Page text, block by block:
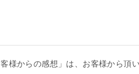
様からの感想」は、お客様から頂